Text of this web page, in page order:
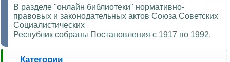
В разделе "онлайн библиотеки" нормативно-
правовых и законодательных актов Союза Советских
Социалистических
Республик собраны Постановления с 1917 по 1992.
Категории